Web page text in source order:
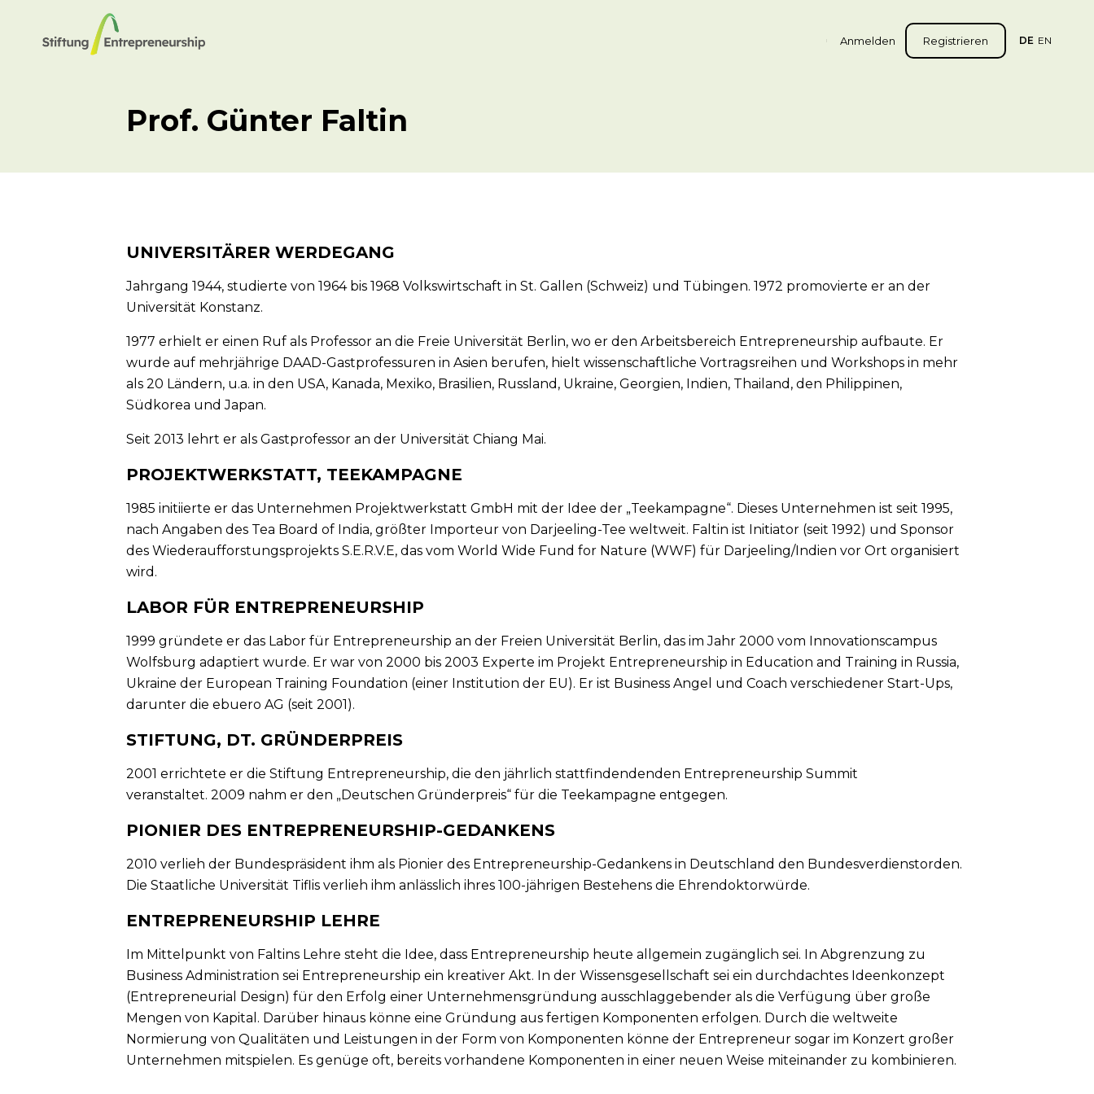
Anmelden Registrieren DE EN
Prof. Günter Faltin
UNIVERSITÄRER WERDEGANG
Jahrgang 1944, studierte von 1964 bis 1968 Volkswirtschaft in St. Gallen (Schweiz) und Tübingen. 1972 promovierte er an der
Universität Konstanz.
1977 erhielt er einen Ruf als Professor an die Freie Universität Berlin, wo er den Arbeitsbereich Entrepreneurship aufbaute. Er
wurde auf mehrjährige DAAD-Gastprofessuren in Asien berufen, hielt wissenschaftliche Vortragsreihen und Workshops in mehr
als 20 Ländern, u.a. in den USA, Kanada, Mexiko, Brasilien, Russland, Ukraine, Georgien, Indien, Thailand, den Philippinen,
Südkorea und Japan.
Seit 2013 lehrt er als Gastprofessor an der Universität Chiang Mai.
PROJEKTWERKSTATT, TEEKAMPAGNE
1985 initiierte er das Unternehmen Projektwerkstatt GmbH mit der Idee der „Teekampagne“. Dieses Unternehmen ist seit 1995,
nach Angaben des Tea Board of India, größter Importeur von Darjeeling-Tee weltweit. Faltin ist Initiator (seit 1992) und Sponsor
des Wiederaufforstungsprojekts S.E.R.V.E, das vom World Wide Fund for Nature (WWF) für Darjeeling/Indien vor Ort organisiert
wird.
LABOR FÜR ENTREPRENEURSHIP
1999 gründete er das Labor für Entrepreneurship an der Freien Universität Berlin, das im Jahr 2000 vom Innovationscampus
Wolfsburg adaptiert wurde. Er war von 2000 bis 2003 Experte im Projekt Entrepreneurship in Education and Training in Russia,
Ukraine der European Training Foundation (einer Institution der EU). Er ist Business Angel und Coach verschiedener Start-Ups,
darunter die ebuero AG (seit 2001).
STIFTUNG, DT. GRÜNDERPREIS
2001 errichtete er die Stiftung Entrepreneurship, die den jährlich stattfindendenden Entrepreneurship Summit
veranstaltet. 2009 nahm er den „Deutschen Gründerpreis“ für die Teekampagne entgegen.
PIONIER DES ENTREPRENEURSHIP-GEDANKENS
2010 verlieh der Bundespräsident ihm als Pionier des Entrepreneurship-Gedankens in Deutschland den Bundesverdienstorden.
Die Staatliche Universität Tiflis verlieh ihm anlässlich ihres 100-jährigen Bestehens die Ehrendoktorwürde.
ENTREPRENEURSHIP LEHRE
Im Mittelpunkt von Faltins Lehre steht die Idee, dass Entrepreneurship heute allgemein zugänglich sei. In Abgrenzung zu
Business Administration sei Entrepreneurship ein kreativer Akt. In der Wissensgesellschaft sei ein durchdachtes Ideenkonzept
(Entrepreneurial Design) für den Erfolg einer Unternehmensgründung ausschlaggebender als die Verfügung über große
Mengen von Kapital. Darüber hinaus könne eine Gründung aus fertigen Komponenten erfolgen. Durch die weltweite
Normierung von Qualitäten und Leistungen in der Form von Komponenten könne der Entrepreneur sogar im Konzert großer
Unternehmen mitspielen. Es genüge oft, bereits vorhandene Komponenten in einer neuen Weise miteinander zu kombinieren.